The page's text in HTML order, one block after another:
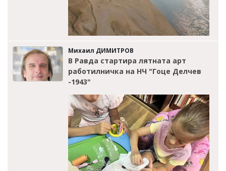
Михаил ДИМИТРОВ
В Равда стартира лятната арт
работилничка на НЧ "Гоце Делчев
-1943"